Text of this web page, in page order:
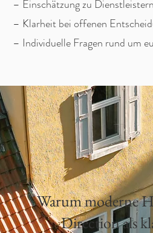
– Einschätzung zu
– Klarheit bei offenen
– Individuelle Fragen rund um
Warum moderne
Direction als